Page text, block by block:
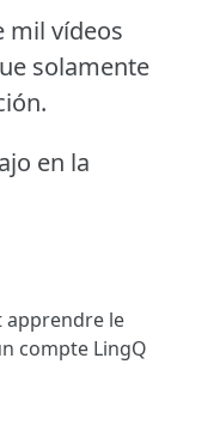
mil vídeos
solamente
en la
apprendre le
compte LingQ